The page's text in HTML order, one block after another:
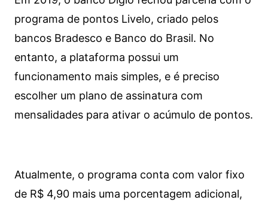
programa de pontos Livelo, criado pelos
bancos Bradesco e Banco do Brasil. No
entanto, a plataforma possui um
funcionamento mais simples, e é preciso
escolher um plano de assinatura com
mensalidades para ativar o acúmulo de pontos.
Atualmente, o programa conta com valor fixo
de R$ 4,90 mais uma porcentagem adicional,